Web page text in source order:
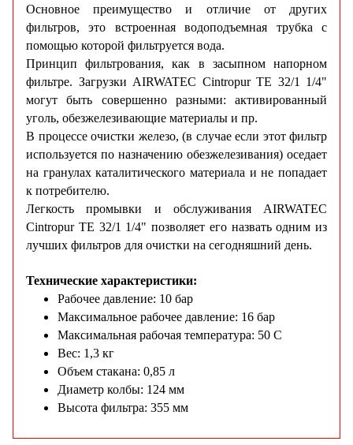
Основное преимущество и отличие от других
фильтров, это встроенная водоподъемная трубка с
помощью которой фильтруется вода.
Принцип фильтрования, как в засыпном напорном
фильтре. Загрузки AIRWATEC Cintropur TE 32/1 1/4"
могут быть совершенно разными: активированный
уголь, обезжелезивающие материалы и пр.
В процессе очистки железо, (в случае если этот фильтр
используется по назначению обезжелезивания) оседает
на гранулах каталитического материала и не попадает
к потребителю.
Легкость промывки и обслуживания AIRWATEC
Cintropur TE 32/1 1/4" позволяет его назвать одним из
лучших фильтров для очистки на сегодняшний день.
Технические характеристики:
Рабочее давление: 10 бар
Максимальное рабочее давление: 16 бар
Максимальная рабочая температура: 50 С
Вес: 1,3 кг
Объем стакана: 0,85 л
Диаметр колбы: 124 мм
Высота фильтра: 355 мм